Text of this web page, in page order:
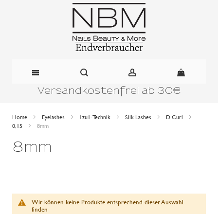
Inhalt
Versandkostenfrei ab 30€
Home Eyelashes 1zu1-Technik Silk Lashes
D Curl
0,15
8mm
8mm
Wir können keine Produkte entsprechend dieser Auswahl
finden